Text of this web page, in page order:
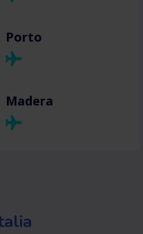
Porto
Madera